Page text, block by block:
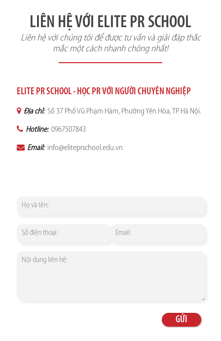
LIÊN HỆ VỚI ELITE PR SCHOOL
Liên hệ với chúng tôi để được tư vấn và giải đáp thắc
mắc một cách nhanh chóng nhất!
ELITE PR SCHOOL - HỌC PR VỚI NGƯỜI CHUYÊN NGHIỆP
Địa chỉ: Số 37 Phố Vũ Phạm Hàm, Phường Yên Hòa, TP Hà Nội.
Hotline: 0967507843
Email: info@eliteprschool.edu.vn